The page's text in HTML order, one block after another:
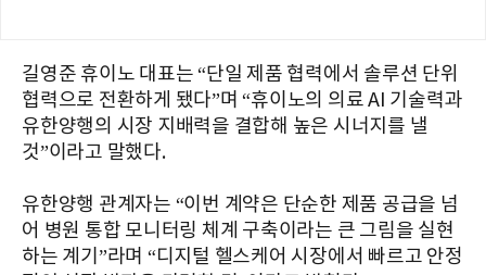
길영준 휴이노 대표는 “단일 제품 협력에서 솔루션 단위
협력으로 전환하게 됐다”며 “휴이노의 의료 AI 기술력과
유한양행의 시장 지배력을 결합해 높은 시너지를 낼
것”이라고 말했다.
유한양행 관계자는 “이번 계약은 단순한 제품 공급을 넘
어 병원 통합 모니터링 체계 구축이라는 큰 그림을 실현
하는 계기”라며 “디지털 헬스케어 시장에서 빠르고 안정